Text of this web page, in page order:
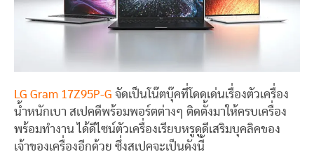
LG Gram 17Z95P-G จัดเป็นโน๊ตบุ๊คที่โดดเด่นเรื่องตัวเครื่อง
น้ำหนักเบา สเปคดีพร้อมพอร์ตต่างๆ ติดตั้งมาให้ครบเครื่อง
พร้อมทำงาน ได้ดีไซน์ตัวเครื่องเรียบหรูดูดีเสริมบุคลิคของ
เจ้าของเครื่องอีกด้วย ซึ่งสเปคจะเป็นดังนี้